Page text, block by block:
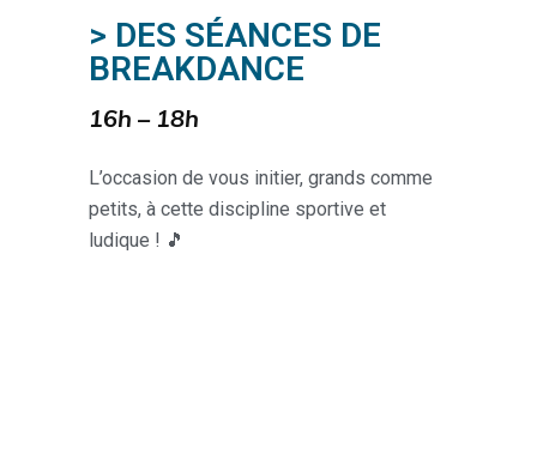
> DES SÉANCES DE
BREAKDANCE
16h – 18h
L’occasion de vous initier, grands comme
petits, à cette discipline sportive et
ludique ! 🎵